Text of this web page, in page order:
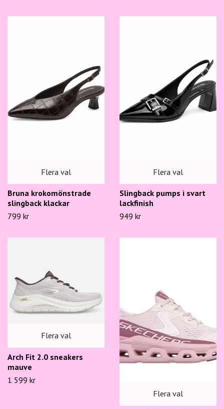
Flera val
Bruna krokomönstrade
slingback klackar
799 kr
Flera val
Slingback pumps i svart
lackfinish
949 kr
Flera val
Arch Fit 2.0 sneakers
mauve
1 599 kr
Flera val